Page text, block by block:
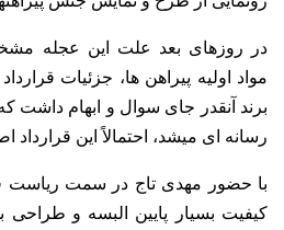
در روزهای بعد علت این عجله
مواد اولیه پیراهن ها، جزئیات
برند آنقدر جای سوال و ابهام داشت
رسانه ای میشد، احتمالاً این
با حضور مهدی تاج در سمت
کیفیت بسیار پایین البسه و طراحی